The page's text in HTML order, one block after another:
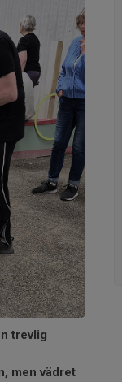
trevlig
men vädret